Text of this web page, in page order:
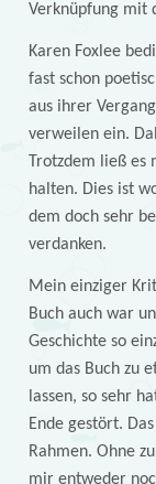
Verknüpfung mit
Karen Foxlee
fast schon
aus ihrer
verweilen ein.
Trotzdem ließ
halten. Dies ist
dem doch sehr
verdanken.
Mein einziger
Buch auch war
Geschichte so
um das Buch zu
lassen, so sehr
Ende gestört.
Rahmen. Ohne
mir entweder